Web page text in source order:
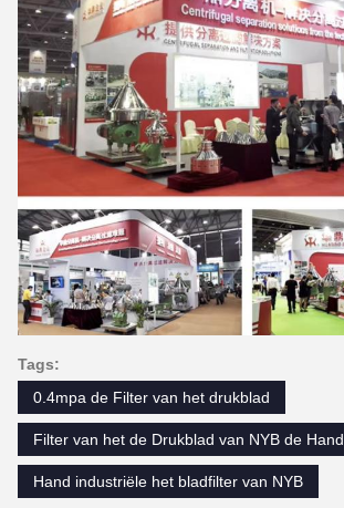
Tags:
0.4mpa de Filter van het drukblad
Filter van het de Drukblad van NYB de Hand
Hand industriële het bladfilter van NYB